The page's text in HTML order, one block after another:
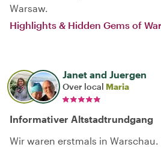
Warsaw.
Highlights & Hidden Gems of
Janet and Juergen
Over local Maria
Informativer Altstadtrundgang
Wir waren erstmals in